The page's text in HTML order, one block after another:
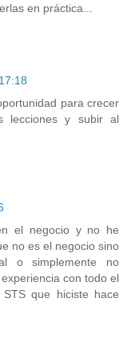
en práctica...
para crecer
lecciones y subir al
el negocio y no he
no es el negocio sino
o simplemente no
con todo el
que hiciste hace